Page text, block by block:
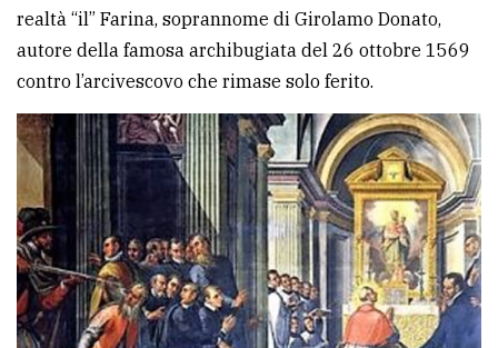
realtà “il” Farina, soprannome di Girolamo Donato,
autore della famosa archibugiata del 26 ottobre 1569
contro l’arcivescovo che rimase solo ferito.